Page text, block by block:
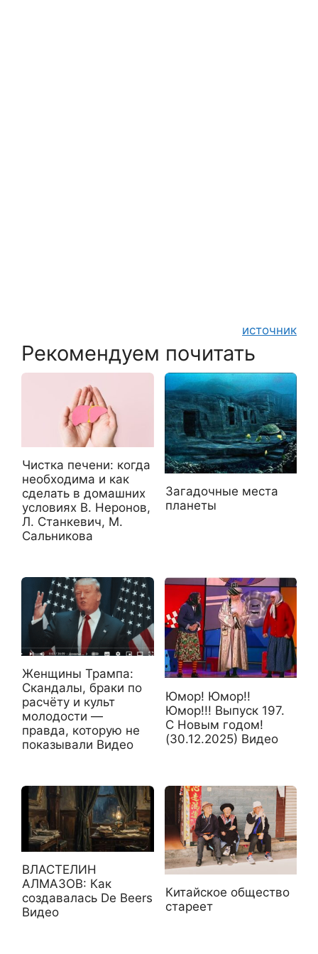
источник
Рекомендуем почитать
Чистка печени: когда
необходима и как
сделать в домашних
условиях В. Неронов,
Л. Станкевич, М.
Сальникова
Загадочные места
планеты
Женщины Трампа:
Скандалы, браки по
расчёту и культ
молодости —
правда, которую не
показывали Видео
Юмор! Юмор!!
Юмор!!! Выпуск 197.
С Новым годом!
(30.12.2025) Видео
ВЛАСТЕЛИН
АЛМАЗОВ: Как
создавалась De Beers
Видео
Китайское общество
стареет